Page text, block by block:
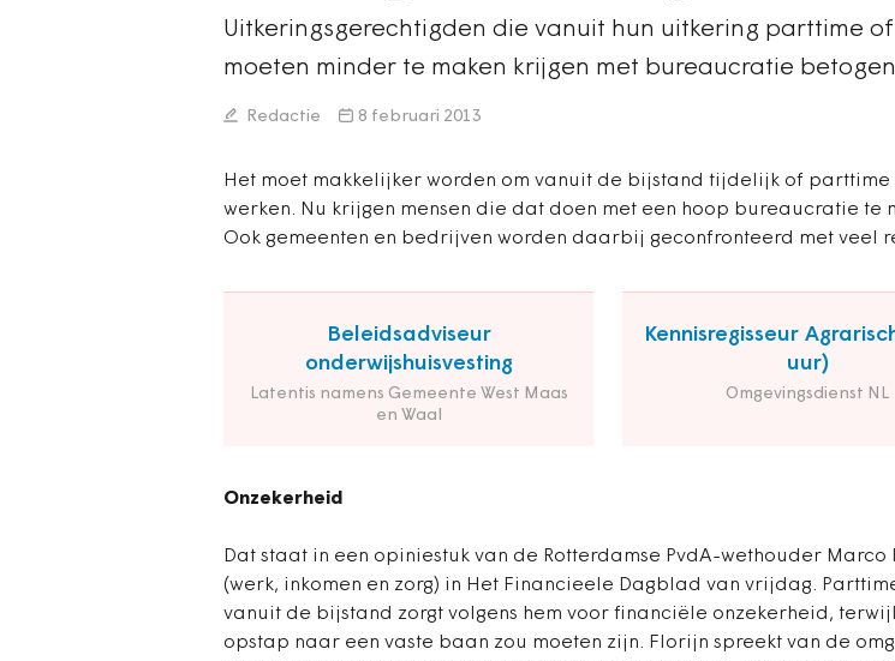
Uitkeringsgerechtigden die vanuit hun uitkering parttime
moeten minder te maken krijgen met bureaucratie
Redactie 8 februari 2013
Het moet makkelijker worden om vanuit de bijstand tijdelijk of parttime
werken. Nu krijgen mensen die dat doen met een hoop bureaucratie te
Ook gemeenten en bedrijven worden daarbij geconfronteerd met veel
Beleidsadviseur
onderwijshuisvesting
Latentis namens Gemeente West Maas
en Waal
Kennisregisseur
uur)
Omgevingsdienst NL
Onzekerheid
Dat staat in een opiniestuk van de Rotterdamse PvdA-wethouder Marco
(werk, inkomen en zorg) in Het Financieele Dagblad van vrijdag.
vanuit de bijstand zorgt volgens hem voor financiële onzekerheid,
opstap naar een vaste baan zou moeten zijn. Florijn spreekt van de